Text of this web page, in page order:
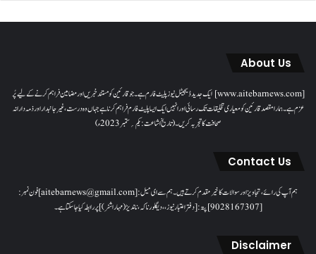
About Us
[www.aitebarnews.com] ایک جدید ڈیجیٹل نیوز پلیٹ فارم ہے۔ جو قارئین کو مستند خبریں اور مضامین فراہم کرنے کے لیے پُر
عزم ہے۔ ہمارا مقصدقارئین کو معیاری تخلیقات تک رسائی اور انہیں ایک ایسا پلیٹ فارم فراہم کرنا ہے جہاں وہ درست، غیر جانبدار اور ذمہ دارانہ
صحافت کا تجربہ کریں۔( تاریخ اشاعت : یکم؍ ستمبر 2023ء)
Contact Us
ہم آپ کی رائے، تجاویز اور سوالات کا خیرمقدم کرتے ہیں۔ ہم سےای میل: [aitebarnews@gmail.com]فون نمبر:
[9028167307]پتہ: [دفتر اعتبار نیوز، ، دیگلور ناکہ، ناندیڑ(مہاراشٹر) ] پر رابطہ کیا جاسکتا ہے۔
Disclaimer